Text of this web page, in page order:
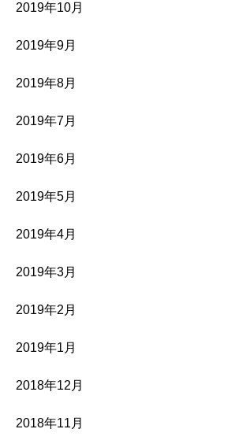
2019年10月
2019年9月
2019年8月
2019年7月
2019年6月
2019年5月
2019年4月
2019年3月
2019年2月
2019年1月
2018年12月
2018年11月